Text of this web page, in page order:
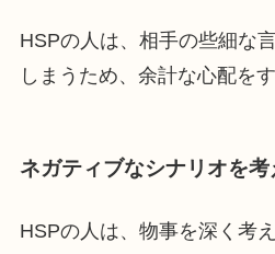
HSPの人は、相手の些細な
しまうため、余計な心配を
ネガティブなシナリオを考
HSPの人は、物事を深く考